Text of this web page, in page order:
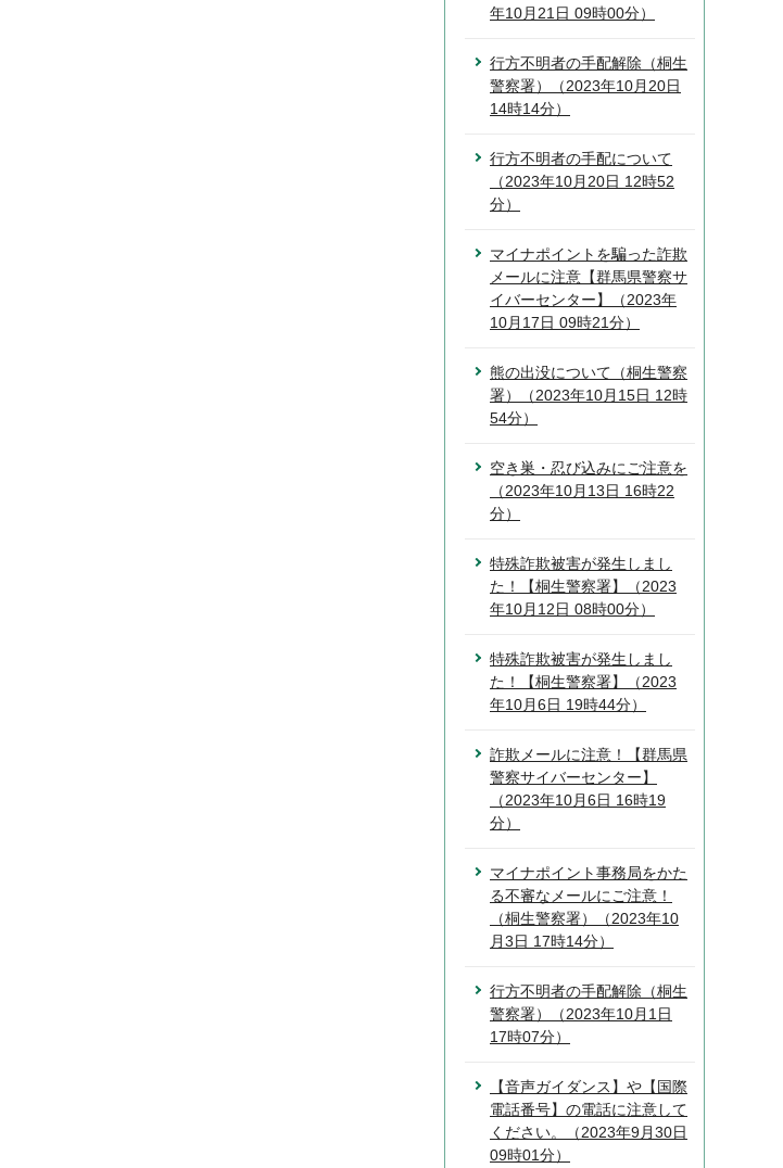
年10月21日 09時00分）
行方不明者の手配解除（桐生
警察署）（2023年10月20日
14時14分）
行方不明者の手配について
（2023年10月20日 12時52
分）
マイナポイントを騙った詐欺
メールに注意【群馬県警察サ
イバーセンター】（2023年
10月17日 09時21分）
熊の出没について（桐生警察
署）（2023年10月15日 12時
54分）
空き巣・忍び込みにご注意を
（2023年10月13日 16時22
分）
特殊詐欺被害が発生しまし
た！【桐生警察署】（2023
年10月12日 08時00分）
特殊詐欺被害が発生しまし
た！【桐生警察署】（2023
年10月6日 19時44分）
詐欺メールに注意！【群馬県
警察サイバーセンター】
（2023年10月6日 16時19
分）
マイナポイント事務局をかた
る不審なメールにご注意！
（桐生警察署）（2023年10
月3日 17時14分）
行方不明者の手配解除（桐生
警察署）（2023年10月1日
17時07分）
【音声ガイダンス】や【国際
電話番号】の電話に注意して
ください。（2023年9月30日
09時01分）